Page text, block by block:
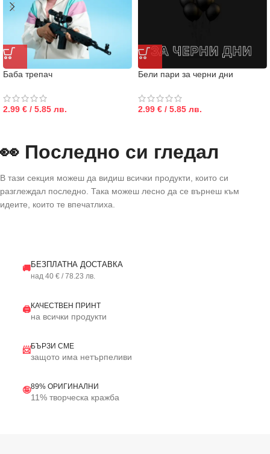
Баба трепач
2.99 € / 5.85 лв.
Бели пари за черни дни
2.99 € / 5.85 лв.
👀 Последно си гледал
В тази секция можеш да видиш всички продукти, които си
разглеждал последно. Така можеш лесно да се върнеш към
идеите, които те впечатлиха.
🚚БЕЗПЛАТНА ДОСТАВКА
над 40 € / 78.23 лв.
🖨️КАЧЕСТВЕН ПРИНТ
на всички продукти
📨БЪРЗИ СМЕ
защото има нетърпеливи
🤪89% ОРИГИНАЛНИ
11% творческа кражба